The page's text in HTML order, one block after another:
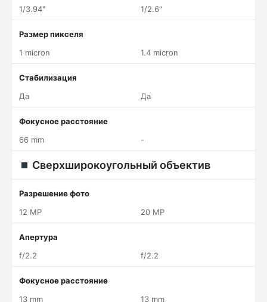
1/3.94"
1/2.6"
Размер пикселя
1 micron
1.4 micron
Стабилизация
Да
Да
Фокусное расстояние
66 mm
-
Сверхширокоугольный объектив
Разрешение фото
12 MP
20 MP
Апертура
f/2.2
f/2.2
Фокусное расстояние
13 mm
13 mm